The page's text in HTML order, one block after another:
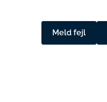
Meld fejl